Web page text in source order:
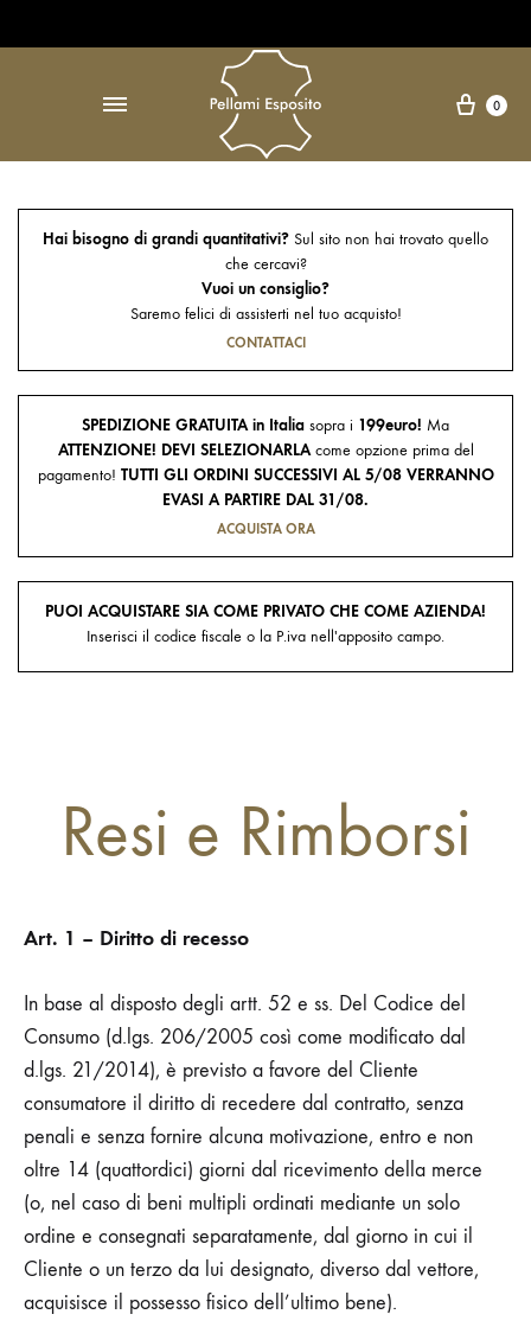
↵
0
Hai bisogno di grandi quantitativi? Sul sito non hai trovato quello
che cercavi?
Vuoi un consiglio?
Saremo felici di assisterti nel tuo acquisto!
CONTATTACI
SPEDIZIONE GRATUITA in Italia sopra i 199euro! Ma
ATTENZIONE! DEVI SELEZIONARLAcome opzione prima del
pagamento! TUTTI GLI ORDINI SUCCESSIVI AL 5/08 VERRANNO
EVASI A PARTIRE DAL 31/08.
ACQUISTA ORA
PUOI ACQUISTARE SIA COME PRIVATO CHE COME AZIENDA!
Inserisci il codice fiscale o la P.iva nell'apposito campo.
Resi e Rimborsi
Art. 1 – Diritto di recesso
In base al disposto degli artt. 52 e ss. Del Codice del
Consumo (d.lgs. 206/2005 così come modificato dal
d.lgs. 21/2014), è previsto a favore del Cliente
consumatore il diritto di recedere dal contratto, senza
penali e senza fornire alcuna motivazione, entro e non
oltre 14 (quattordici) giorni dal ricevimento della merce
(o, nel caso di beni multipli ordinati mediante un solo
ordine e consegnati separatamente, dal giorno in cui il
Cliente o un terzo da lui designato, diverso dal vettore,
acquisisce il possesso fisico dell’ultimo bene).